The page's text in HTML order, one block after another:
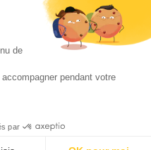
de
pendant votre
par